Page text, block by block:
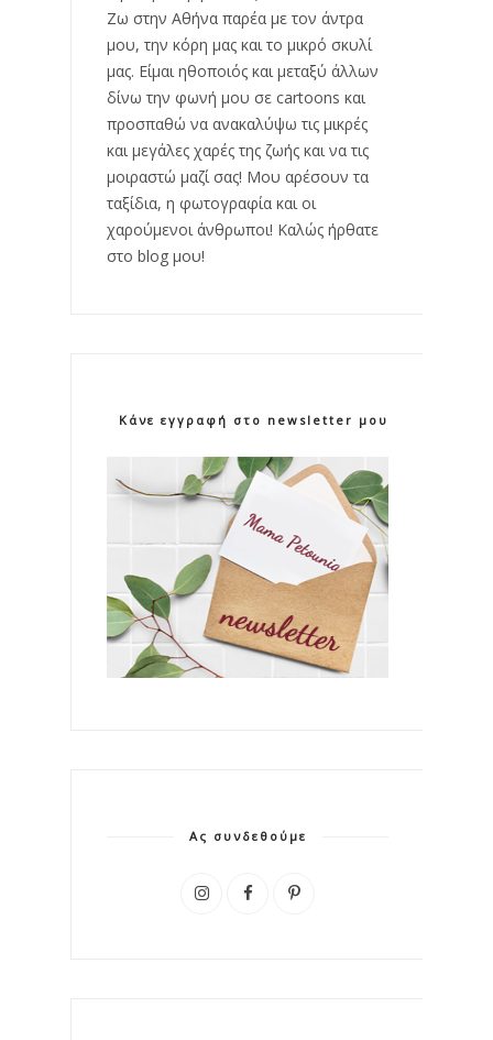
Ζω στην Αθήνα παρέα με τον άντρα
μου, την κόρη μας και το μικρό σκυλί
μας. Είμαι ηθοποιός και μεταξύ άλλων
δίνω την φωνή μου σε cartoons και
προσπαθώ να ανακαλύψω τις μικρές
και μεγάλες χαρές της ζωής και να τις
μοιραστώ μαζί σας! Μου αρέσουν τα
ταξίδια, η φωτογραφία και οι
χαρούμενοι άνθρωποι! Καλώς ήρθατε
στο blog μου!
Κάνε εγγραφή στο newsletter μου!
Ας συνδεθούμε